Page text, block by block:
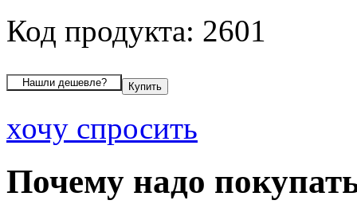
Код продукта: 2601
хочу спросить
Почему надо